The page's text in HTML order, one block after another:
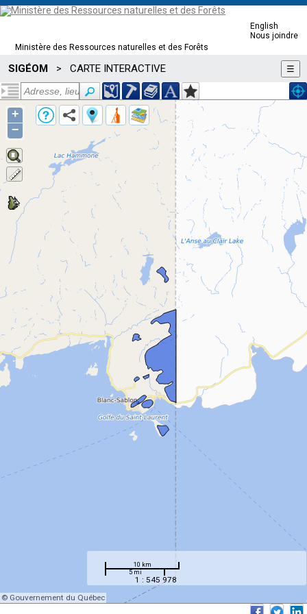
Ministère des Ressources naturelles et des Forêts
English
Nous joindre
SIGÉOM > CARTE INTERACTIVE ☰
10 km
5 mi
1 : 545 978
© Gouvernement du Québec
+
−